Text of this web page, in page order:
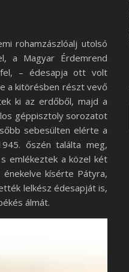
rohamzászlóalj utolsó
a Magyar Érdemrend
fel, – édesapja ott volt
a kitörésben részt vevő
ki az erdőből, majd a
géppisztoly sorozatot
sebesülten elérte a
őszén találta meg,
emlékeztek a közel két
kísérte Pátyra,
lelkész édesapját is,
álmát.